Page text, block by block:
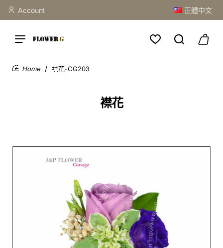
Account 正體中文
襟花
襟花-CG203